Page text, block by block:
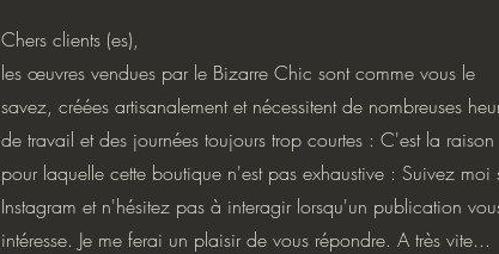
Chers clients (es),
les œuvres vendues par le Bizarre Chic sont comme vous le
savez, créées artisanalement et nécessitent de nombreuses
de travail et des journées toujours trop courtes : C'est la raison
pour laquelle cette boutique n'est pas exhaustive : Suivez moi
Instagram et n'hésitez pas à interagir lorsqu'un publication
intéresse. Je me ferai un plaisir de vous répondre. A très vite...